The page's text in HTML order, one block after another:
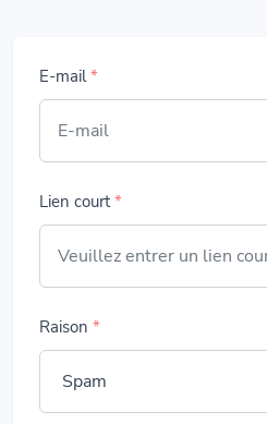
E-mail*
Lien court*
Raison *